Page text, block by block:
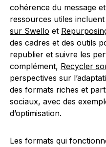
cohérence du message
ressources utiles incluent
sur Swello et
des cadres et des outils
republier et suivre les
complément, Recycler
perspectives sur
des formats riches et
sociaux, avec des
d’optimisation.
Les formats qui